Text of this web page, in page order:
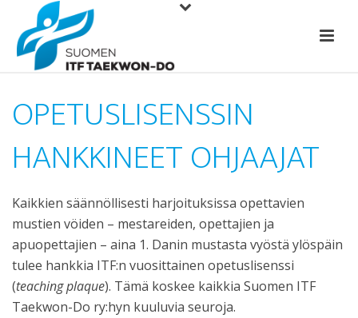
OPETUSLISENSSIN
HANKKINEET OHJAAJAT
Kaikkien säännöllisesti harjoituksissa opettavien
mustien vöiden – mestareiden, opettajien ja
apuopettajien – aina 1. Danin mustasta vyöstä ylöspäin
tulee hankkia ITF:n vuosittainen opetuslisenssi
(teaching plaque). Tämä koskee kaikkia Suomen ITF
Taekwon-Do ry:hyn kuuluvia seuroja.